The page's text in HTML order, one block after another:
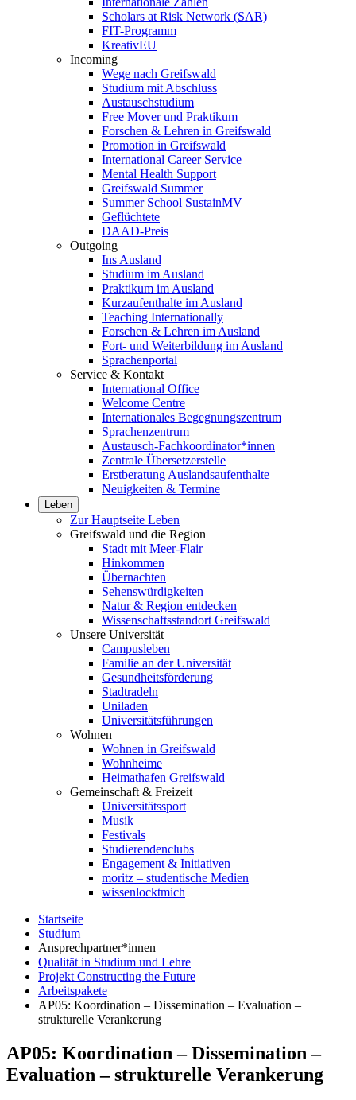
Scholars at Risk Network (SAR)
FIT-Programm
KreativEU
Incoming
Wege nach Greifswald
Studium mit Abschluss
Austauschstudium
Free Mover und Praktikum
Forschen & Lehren in Greifswald
Promotion in Greifswald
International Career Service
Mental Health Support
Greifswald Summer
Summer School SustainMV
Geflüchtete
DAAD-Preis
Outgoing
Ins Ausland
Studium im Ausland
Praktikum im Ausland
Kurzaufenthalte im Ausland
Teaching Internationally
Forschen & Lehren im Ausland
Fort- und Weiterbildung im Ausland
Sprachenportal
Service & Kontakt
International Office
Welcome Centre
Internationales Begegnungszentrum
Sprachenzentrum
Austausch-Fachkoordinator*innen
Zentrale Übersetzerstelle
Erstberatung Auslandsaufenthalte
Neuigkeiten & Termine
Leben
Zur Hauptseite Leben
Greifswald und die Region
Stadt mit Meer-Flair
Hinkommen
Übernachten
Sehenswürdigkeiten
Natur & Region entdecken
Wissenschaftsstandort Greifswald
Unsere Universität
Campusleben
Familie an der Universität
Gesundheitsförderung
Stadtradeln
Uniladen
Universitätsführungen
Wohnen
Wohnen in Greifswald
Wohnheime
Heimathafen Greifswald
Gemeinschaft & Freizeit
Universitätssport
Musik
Festivals
Studierendenclubs
Engagement & Initiativen
moritz – studentische Medien
wissenlocktmich
Startseite
Studium
Ansprechpartner*innen
Qualität in Studium und Lehre
Projekt Constructing the Future
Arbeitspakete
AP05: Koordination – Dissemination – Evaluation –
strukturelle Verankerung
AP05: Koordination – Dissemination –
Evaluation – strukturelle Verankerung